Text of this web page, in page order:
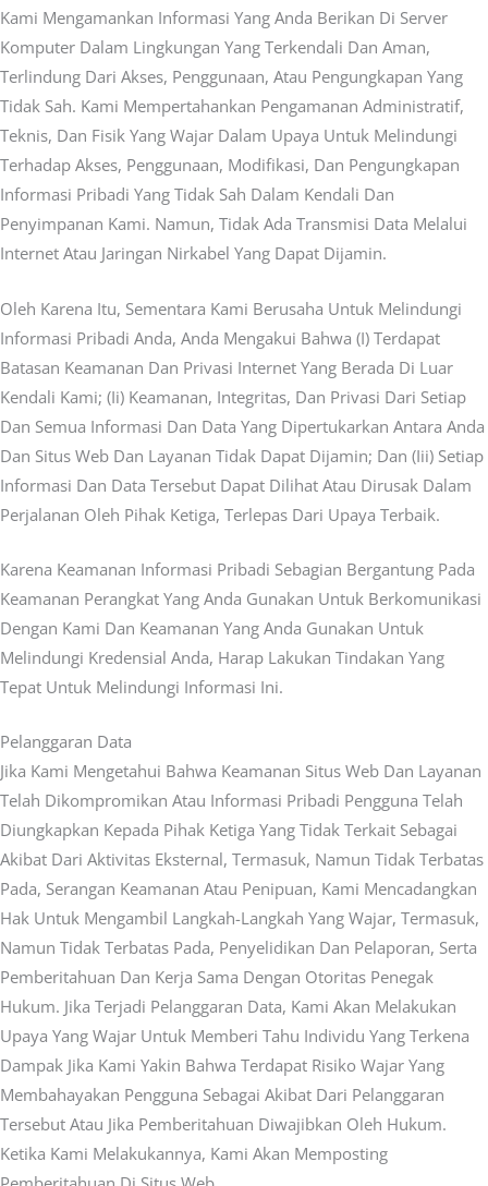
Kami Mengamankan Informasi Yang Anda Berikan Di Server
Komputer Dalam Lingkungan Yang Terkendali Dan Aman,
Terlindung Dari Akses, Penggunaan, Atau Pengungkapan Yang
Tidak Sah. Kami Mempertahankan Pengamanan Administratif,
Teknis, Dan Fisik Yang Wajar Dalam Upaya Untuk Melindungi
Terhadap Akses, Penggunaan, Modifikasi, Dan Pengungkapan
Informasi Pribadi Yang Tidak Sah Dalam Kendali Dan
Penyimpanan Kami. Namun, Tidak Ada Transmisi Data Melalui
Internet Atau Jaringan Nirkabel Yang Dapat Dijamin.
Oleh Karena Itu, Sementara Kami Berusaha Untuk Melindungi
Informasi Pribadi Anda, Anda Mengakui Bahwa (i) Terdapat
Batasan Keamanan Dan Privasi Internet Yang Berada Di Luar
Kendali Kami; (ii) Keamanan, Integritas, Dan Privasi Dari Setiap
Dan Semua Informasi Dan Data Yang Dipertukarkan Antara Anda
Dan Situs Web Dan Layanan Tidak Dapat Dijamin; Dan (iii) Setiap
Informasi Dan Data Tersebut Dapat Dilihat Atau Dirusak Dalam
Perjalanan Oleh Pihak Ketiga, Terlepas Dari Upaya Terbaik.
Karena Keamanan Informasi Pribadi Sebagian Bergantung Pada
Keamanan Perangkat Yang Anda Gunakan Untuk Berkomunikasi
Dengan Kami Dan Keamanan Yang Anda Gunakan Untuk
Melindungi Kredensial Anda, Harap Lakukan Tindakan Yang
Tepat Untuk Melindungi Informasi Ini.
Pelanggaran Data
Jika Kami Mengetahui Bahwa Keamanan Situs Web Dan Layanan
Telah Dikompromikan Atau Informasi Pribadi Pengguna Telah
Diungkapkan Kepada Pihak Ketiga Yang Tidak Terkait Sebagai
Akibat Dari Aktivitas Eksternal, Termasuk, Namun Tidak Terbatas
Pada, Serangan Keamanan Atau Penipuan, Kami Mencadangkan
Hak Untuk Mengambil Langkah-Langkah Yang Wajar, Termasuk,
Namun Tidak Terbatas Pada, Penyelidikan Dan Pelaporan, Serta
Pemberitahuan Dan Kerja Sama Dengan Otoritas Penegak
Hukum. Jika Terjadi Pelanggaran Data, Kami Akan Melakukan
Upaya Yang Wajar Untuk Memberi Tahu Individu Yang Terkena
Dampak Jika Kami Yakin Bahwa Terdapat Risiko Wajar Yang
Membahayakan Pengguna Sebagai Akibat Dari Pelanggaran
Tersebut Atau Jika Pemberitahuan Diwajibkan Oleh Hukum.
Ketika Kami Melakukannya, Kami Akan Memposting